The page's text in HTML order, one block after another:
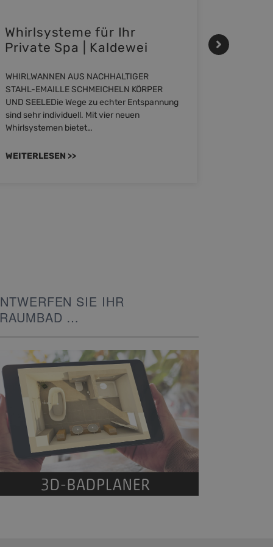
Whirlsysteme für Ihr
Private Spa | Kaldewei
WHIRLWANNEN AUS NACHHALTIGER
STAHL-EMAILLE SCHMEICHELN KÖRPER
UND SEELEDie Wege zu echter Entspannung
sind sehr individuell. Mit vier neuen
Whirlsystemen bietet…
WEITERLESEN >>
SIE IHR